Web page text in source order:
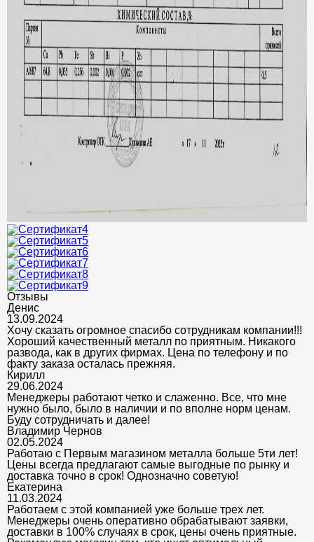
Отзывы
Денис
13.09.2024
Хочу сказать огромное спасибо сотрудникам компании!!!
Хороший качественный металл по приятным. Никакого
развода, как в других фирмах. Цена по телефону и по
факту заказа осталась прежняя.
Кирилл
29.06.2024
Менеджеры работают четко и слаженно. Все, что мне
нужно было, было в наличии и по вполне норм ценам.
Буду сотрудничать и далее!
Владимир Чернов
02.05.2024
Работаю с Первым магазином металла больше 5ти лет!
Цены всегда предлагают самые выгодные по рынку и
доставка точно в срок! Однозначно советую!
Екатерина
11.03.2024
Работаем с этой компанией уже больше трех лет.
Менеджеры очень оперативно обрабатывают заявки,
доставки в 100% случаях в срок, цены очень приятные.